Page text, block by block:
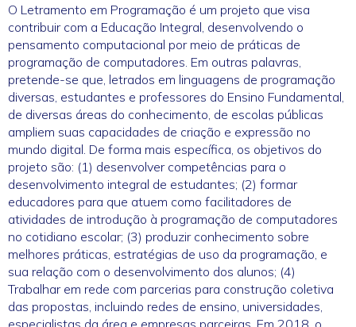
O Letramento em Programação é um projeto que visa
contribuir com a Educação Integral, desenvolvendo o
pensamento computacional por meio de práticas de
programação de computadores. Em outras palavras,
pretende-se que, letrados em linguagens de programação
diversas, estudantes e professores do Ensino Fundamental,
de diversas áreas do conhecimento, de escolas públicas
ampliem suas capacidades de criação e expressão no
mundo digital. De forma mais específica, os objetivos do
projeto são: (1) desenvolver competências para o
desenvolvimento integral de estudantes; (2) formar
educadores para que atuem como facilitadores de
atividades de introdução à programação de computadores
no cotidiano escolar; (3) produzir conhecimento sobre
melhores práticas, estratégias de uso da programação, e
sua relação com o desenvolvimento dos alunos; (4)
Trabalhar em rede com parcerias para construção coletiva
das propostas, incluindo redes de ensino, universidades,
especialistas da área e empresas parceiras. Em 2018, o